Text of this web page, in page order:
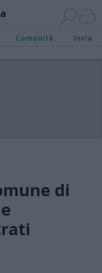
Comunità Invia
di